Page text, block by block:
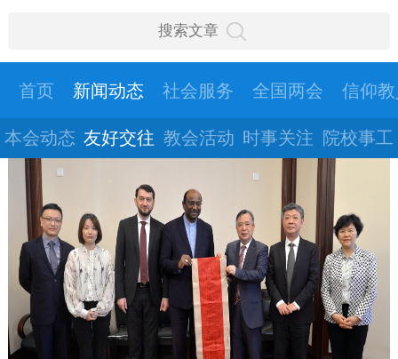
首页 新闻动态 社会服务 全国两会 信仰
本会动态 友好交往 教会活动 时事关注 院校事工